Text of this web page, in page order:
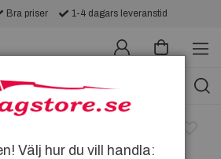
Bra priser 1-4 dagars leveranstid
Välj hur du vill handla: